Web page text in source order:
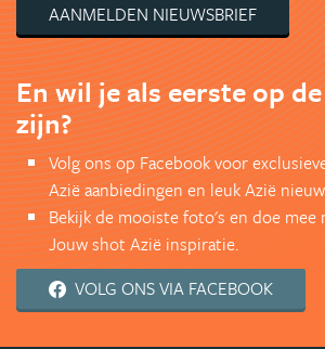
AANMELDEN NIEUWSBRIEF
En wil je als eerste op
zijn?
Volg ons op Facebook voor
Azië aanbiedingen en leuk Azië
Bekijk de mooiste foto's en doe mee
Jouw shot Azië inspiratie.
VOLG ONS VIA FACEBOOK